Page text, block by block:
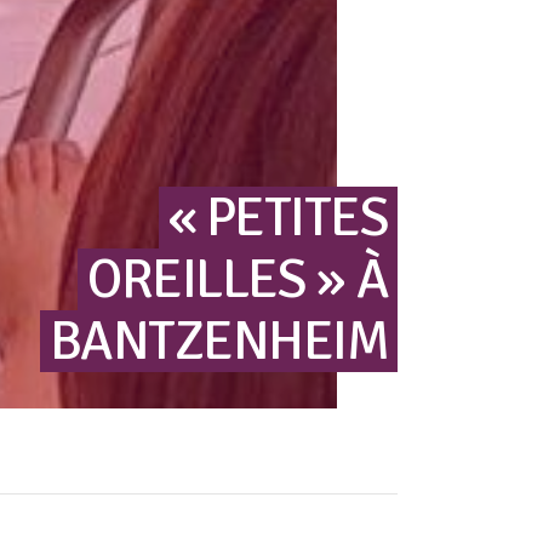
« PETITES
OREILLES » À
BANTZENHEIM